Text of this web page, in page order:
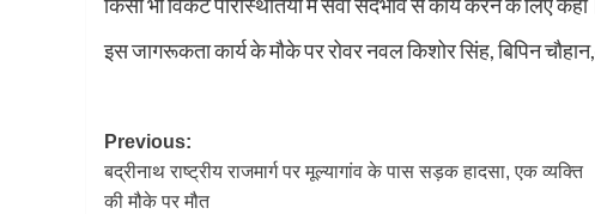
इस जागरूकता कार्य के मौके पर रोवर नवल किशोर सिंह, बिपिन
Post
navigation
Previous:
बद्रीनाथ राष्ट्रीय राजमार्ग पर मूल्यागांव के पास सड़क हादसा, एक व्यक्ति
की मौके पर मौत